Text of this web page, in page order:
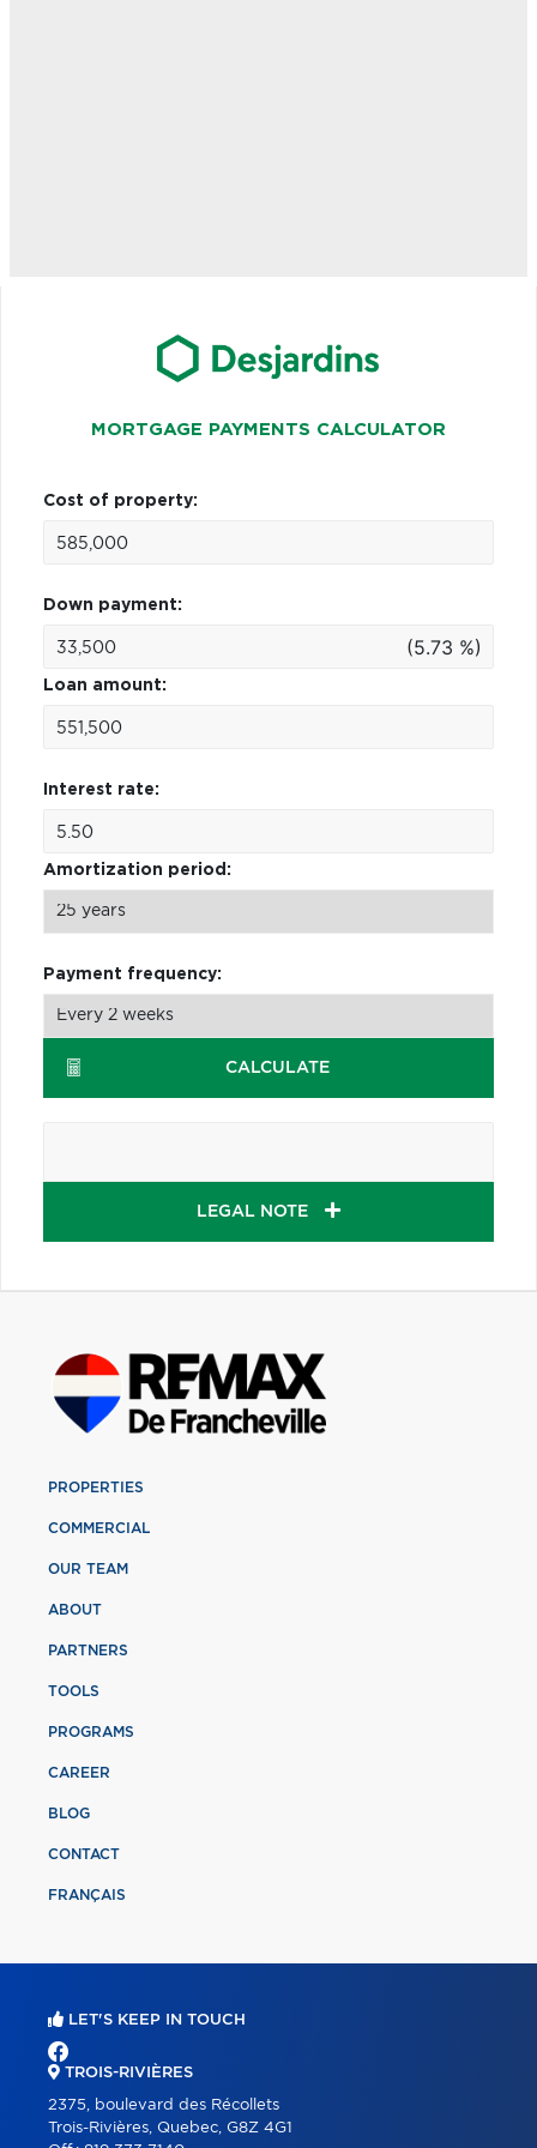
MORTGAGE PAYMENTS CALCULATOR
Cost of property:
Down payment:
(5.73 %)
Loan amount:
Interest rate:
Amortization period:
Payment frequency:
CALCULATE
LEGAL NOTE
PROPERTIES
COMMERCIAL
OUR TEAM
ABOUT
PARTNERS
TOOLS
PROGRAMS
CAREER
BLOG
CONTACT
FRANÇAIS
LET'S KEEP IN TOUCH
TROIS-RIVIÈRES
2375, boulevard des Récollets
Trois-Rivières, Quebec, G8Z 4G1